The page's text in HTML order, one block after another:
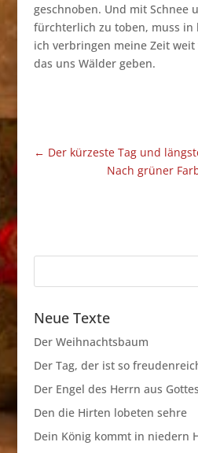
geschnoben. Und mit Schnee
fürchterlich zu toben, muss in
ich verbringen meine Zeit weit
das uns Wälder geben.
← Der kürzeste Tag und
Nach grüner
Neue Texte
Der Weihnachtsbaum
Der Tag, der ist so
Der Engel des Herrn aus
Den die Hirten lobeten sehre
Dein König kommt in niedern